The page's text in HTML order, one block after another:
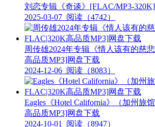
刘恋专辑《奇谈》[FLAC/MP3-
2025-03-07 阅读（4742）
周传雄2024年专辑《情人该有的慈
高品质MP3]网盘下载
2024-12-06 阅读（8083）
Eagles《Hotel California》（加州旅
高品质MP3]网盘下载
2024-10-01
阅读（8947）